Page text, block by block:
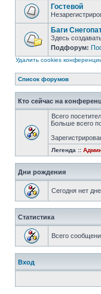
Гостевой
Баги
Здесь
Подфорум:
Удалить cookies
Список форумов
Кто сейчас на
Всего
Больше всего
Легенда ::
Дни рождения
Сегодня нет
Статистика
Всего
Вход